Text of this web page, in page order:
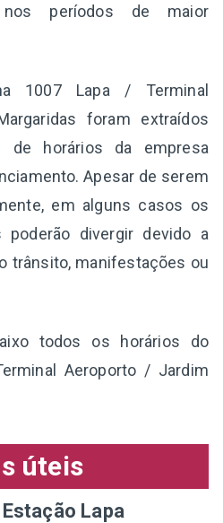
nos períodos de maior
1007 Lapa / Terminal
foram extraídos
de horários da empresa
Apesar de serem
em alguns casos os
poderão divergir devido a
trânsito, manifestações ou
todos os horários do
Aeroporto / Jardim
úteis
Lapa